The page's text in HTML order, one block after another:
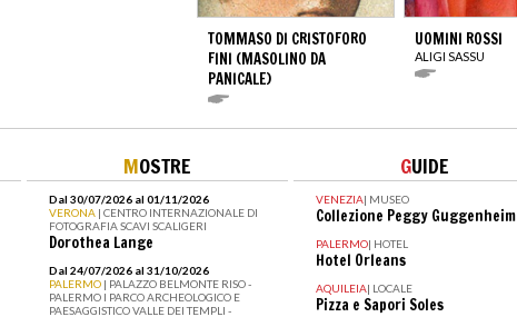
TOMMASO DI CRISTOFORO
FINI (MASOLINO DA
PANICALE)
UOMINI ROSSI
ALIGI SASSU
MOSTRE
Dal 30/07/2026 al 01/11/2026
VERONA | CENTRO INTERNAZIONALE DI
FOTOGRAFIA SCAVI SCALIGERI
Dorothea Lange
Dal 24/07/2026 al 31/10/2026
PALERMO | PALAZZO BELMONTE RISO -
PALERMO I PARCO ARCHEOLOGICO E
PAESAGGISTICO VALLE DEI TEMPLI -
GUIDE
VENEZIA| MUSEO
Collezione Peggy Guggenheim
PALERMO| HOTEL
Hotel Orleans
AQUILEIA| LOCALE
Pizza e Sapori Soles